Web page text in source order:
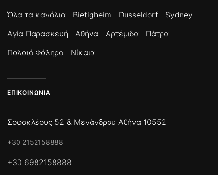
Όλα τα κανάλια Bietigheim Dusseldorf
Sydney
Αγία Παρασκευή
Αθήνα Αρτέμιδα
Πάτρα
Παλαιό Φάληρο
Νίκαια
ΕΠΙΚΟΙΝΩΝΊΑ
Σοφοκλέους 52 & Μενάνδρου Αθήνα 10552
+30 2152158888
+30 6982158888